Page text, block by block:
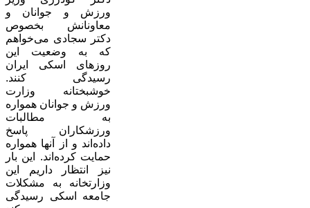
ورزش و جوانان و
معاونانش بخصوص
دکتر سجادی می‌خواهم
که به وضعیت این
روزهای اسکی ایران
رسیدگی کنند.
خوشبختانه وزارت
ورزش و جوانان همواره
به مطالبات
ورزشکاران پاسخ
داده‌اند و از آنها همواره
حمایت کرده‌اند. این بار
نیز انتظار داریم این
وزارتخانه به مشکلات
جامعه اسکی رسیدگی